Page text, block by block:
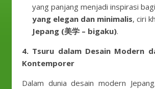
yang panjang menjadi inspirasi bagi
yang elegan dan minimalis, ciri
Jepang (美学 – bigaku).
4. Tsuru dalam Desain Modern
Kontemporer
Dalam dunia desain modern